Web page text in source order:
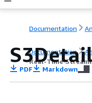
Documentation
Documentation
Real-Time
PDF Markdown